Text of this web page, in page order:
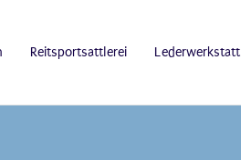
Reitsportsattlerei Lederwerkstatt